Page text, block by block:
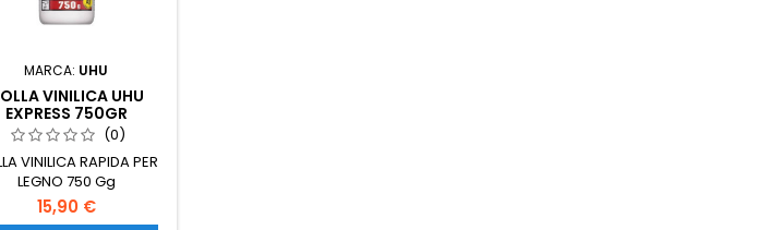
MARCA: UHU
VINILICA UHU
EXPRESS 750GR
(0)
VINILICA RAPIDA PER
LEGNO 750 Gg
15,90 €